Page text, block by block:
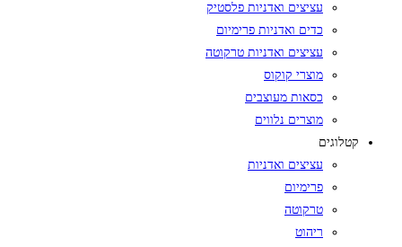
עציצים ואדניות פלסטיק
כדים ואדניות פרימיום
עציצים ואדניות טרקוטה
מוצרי קוקוס
כסאות מעוצבים
מוצרים נלווים
קטלוגים
עציצים ואדניות
פרימיום
טרקוטה
ריהוט